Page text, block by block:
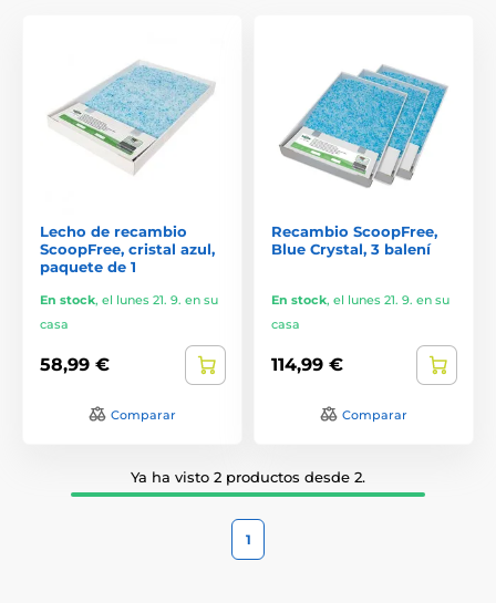
Lecho de recambio
ScoopFree, cristal azul,
paquete de 1
En stock, el lunes 21. 9. en su
casa
58,99 €
Comparar
Recambio ScoopFree,
Blue Crystal, 3 balení
En stock, el lunes 21. 9. en su
casa
114,99 €
Comparar
Ya ha visto 2 productos desde 2.
1